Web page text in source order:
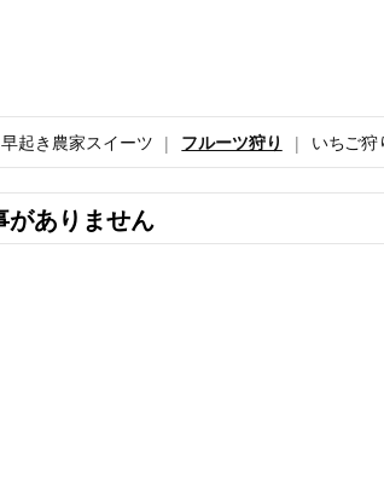
早起き農家スイーツ フルーツ狩り いちご
がありません